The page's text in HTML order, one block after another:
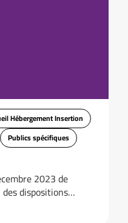
Hébergement Insertion
Publics spécifiques
2023 de
dispositions…